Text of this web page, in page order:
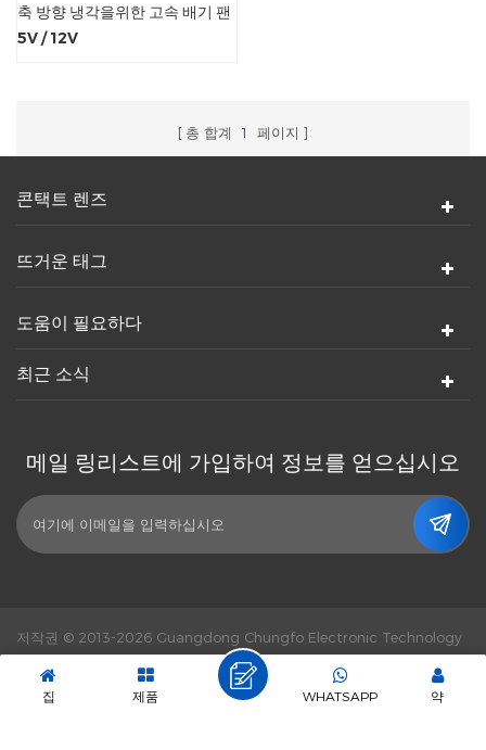
축 방향 냉각을위한 고속 배기 팬
5V / 12V
총 합계 1 페이지
콘택트 렌즈
뜨거운 태그
도움이 필요하다
최근 소식
메일 링리스트에 가입하여 정보를 얻으십시오
저작권 © 2013-2026 Guangdong Chungfo Electronic Technology
dyyseo.com
Sitemap. XML | 개인 정보 정책 |IPv6 네트워크 지원
집 제품 약
WHATSAPP